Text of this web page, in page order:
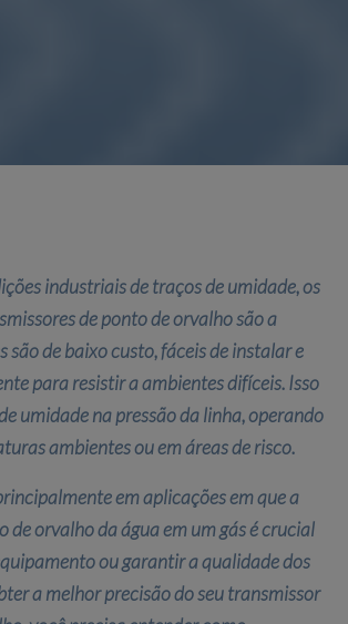
industriais de traços de umidade, os
de ponto de orvalho são a
são de baixo custo, fáceis de instalar e
para resistir a ambientes difíceis. Isso
umidade na pressão da linha, operando
ambientes ou em áreas de risco.
em aplicações em que a
de orvalho da água em um gás é crucial
ou garantir a qualidade dos
a melhor precisão do seu transmissor